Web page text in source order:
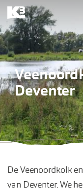
Overslaan
en
naar
de
inhoud
gaan
Deventer
De Veenoordkolk
van Deventer. We